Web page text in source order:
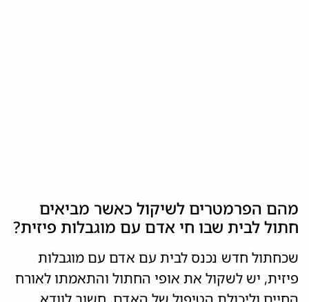
מהם הפרמטרים לשיקול כאשר מביאים
חתול לבית שבו חי אדם עם מוגבלות פיזית?
שכחתול חדש נכנס לבית עם אדם עם מוגבלות
פיזית, יש לשקול את אופי החתול והתאמתו לאורח